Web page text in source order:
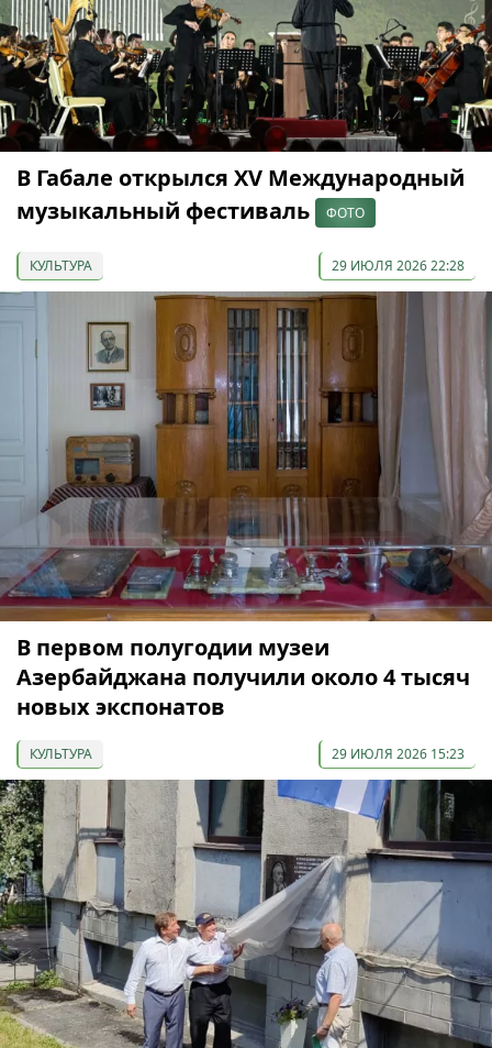
В Габале открылся XV Международный
музыкальный фестиваль
ФОТО
КУЛЬТУРА 29 ИЮЛЯ 2026 22:28
В первом полугодии музеи
Азербайджана получили около 4 тысяч
новых экспонатов
КУЛЬТУРА 29 ИЮЛЯ 2026 15:23